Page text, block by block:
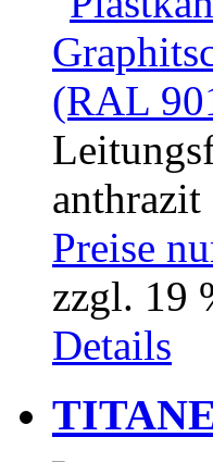
Preise
zzgl. 19
Details